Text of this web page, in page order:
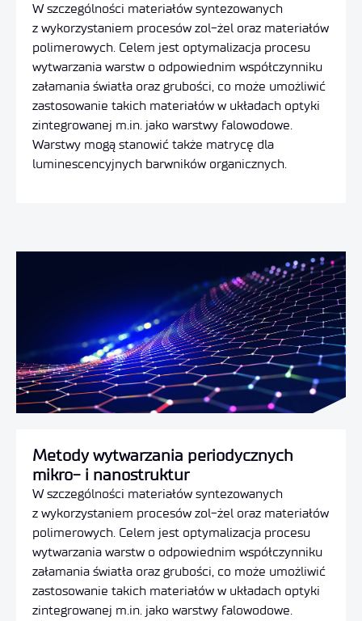
W szczególności materiałów syntezowanych
z wykorzystaniem procesów zol-żel oraz materiałów
polimerowych. Celem jest optymalizacja procesu
wytwarzania warstw o odpowiednim współczynniku
załamania światła oraz grubości, co może umożliwić
zastosowanie takich materiałów w układach optyki
zintegrowanej m.in. jako warstwy falowodowe.
Warstwy mogą stanowić także matrycę dla
luminescencyjnych barwników organicznych.
Metody wytwarzania periodycznych
mikro- i nanostruktur
W szczególności materiałów syntezowanych
z wykorzystaniem procesów zol-żel oraz materiałów
polimerowych. Celem jest optymalizacja procesu
wytwarzania warstw o odpowiednim współczynniku
załamania światła oraz grubości, co może umożliwić
zastosowanie takich materiałów w układach optyki
zintegrowanej m.in. jako warstwy falowodowe.